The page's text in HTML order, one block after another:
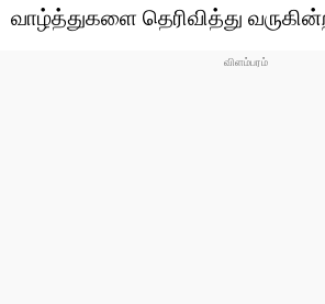
வாழ்த்துகளை தெரிவித்து